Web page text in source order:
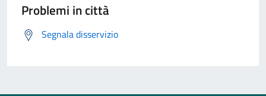
Problemi in città
Segnala disservizio